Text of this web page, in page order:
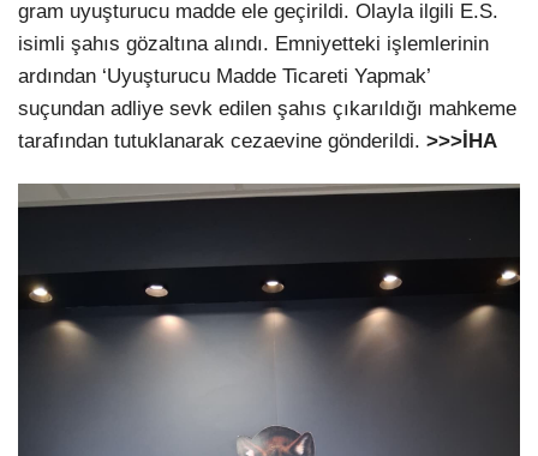
gram uyuşturucu madde ele geçirildi. Olayla ilgili E.S.
isimli şahıs gözaltına alındı. Emniyetteki işlemlerinin
ardından ‘Uyuşturucu Madde Ticareti Yapmak’
suçundan adliye sevk edilen şahıs çıkarıldığı mahkeme
tarafından tutuklanarak cezaevine gönderildi. >>>İHA